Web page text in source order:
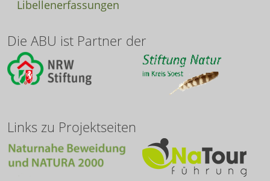
Libellenerfassungen
Die ABU ist Partner der
Links zu Projektseiten